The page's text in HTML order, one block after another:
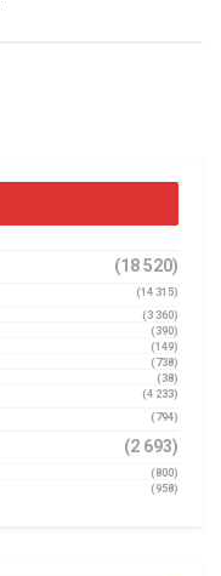
(18 520)
(14 315)
(3 360)
(390)
(149)
(738)
(38)
(4 233)
(794)
(2 693)
(800)
(958)